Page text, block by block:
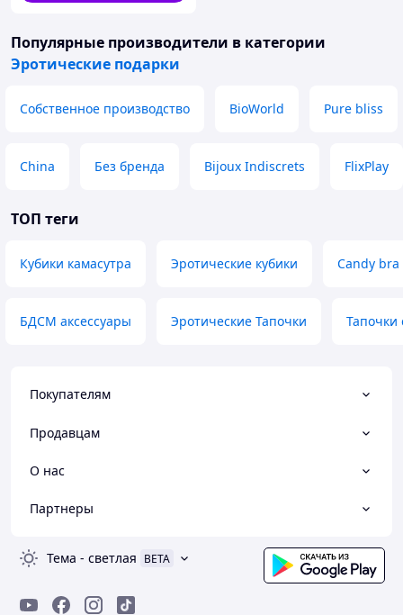
Популярные производители в категории
Эротические подарки
Собственное производство BioWorld Pure bliss
China Без бренда Bijoux Indiscrets FlixPlay
ТОП теги
Кубики камасутра Эротические кубики Candy bra
БДСМ аксессуары Эротические Тапочки Тапочки
Покупателям
Продавцам
О нас
Партнеры
Тема - светлая BETA